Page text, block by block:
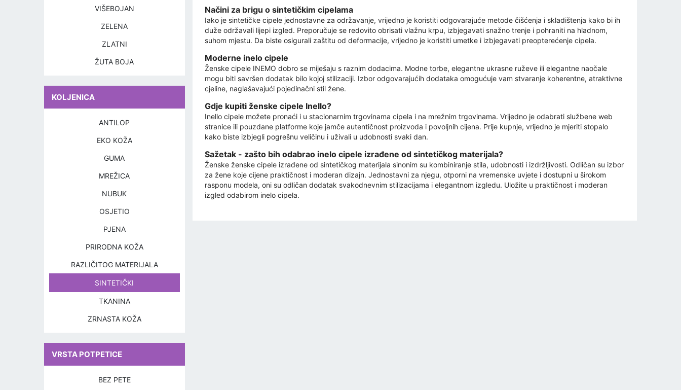
Načini za brigu o sintetičkim cipelama
Iako je sintetičke cipele jednostavne za održavanje, vrijedno je koristiti odgovarajuće metode čišćenja i skladištenja kako bi ih
duže održavali lijepi izgled. Preporučuje se redovito obrisati vlažnu krpu, izbjegavati snažno trenje i pohraniti na hladnom,
suhom mjestu. Da biste osigurali zaštitu od deformacije, vrijedno je koristiti umetke i izbjegavati preopterećenje cipela.
Moderne inelo cipele
Ženske cipele INEMO dobro se miješaju s raznim dodacima. Modne torbe, elegantne ukrasne ruževe ili elegantne naočale
mogu biti savršen dodatak bilo kojoj stilizaciji. Izbor odgovarajućih dodataka omogućuje vam stvaranje koherentne, atraktivne
cjeline, naglašavajući pojedinačni stil žene.
Gdje kupiti ženske cipele Inello?
Inello cipele možete pronaći i u stacionarnim trgovinama cipela i na mrežnim trgovinama. Vrijedno je odabrati službene web
stranice ili pouzdane platforme koje jamče autentičnost proizvoda i povoljnih cijena. Prije kupnje, vrijedno je mjeriti stopalo
kako biste izbjegli pogrešnu veličinu i uživali u udobnosti svaki dan.
Sažetak - zašto bih odabrao inelo cipele izrađene od sintetičkog materijala?
Ženske ženske cipele izrađene od sintetičkog materijala sinonim su kombiniranje stila, udobnosti i izdržljivosti. Odličan su izbor
za žene koje cijene praktičnost i moderan dizajn. Jednostavni za njegu, otporni na vremenske uvjete i dostupni u širokom
rasponu modela, oni su odličan dodatak svakodnevnim stilizacijama i elegantnom izgledu. Uložite u praktičnost i moderan
izgled odabirom inelo cipela.
VIŠEBOJAN
ZELENA
ZLATNI
ŽUTA BOJA
KOLJENICA
ANTILOP
EKO KOŽA
GUMA
MREŽICA
NUBUK
OSJETIO
PJENA
PRIRODNA KOŽA
RAZLIČITOG MATERIJALA
SINTETIČKI
TKANINA
ZRNASTA KOŽA
VRSTA POTPETICE
BEZ PETE